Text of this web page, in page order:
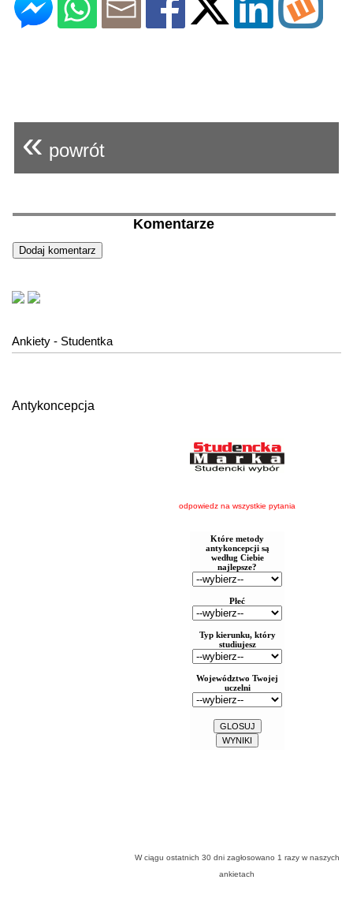
« powrót
Komentarze
Ankiety - Studentka
Antykoncepcja
odpowiedz na wszystkie pytania
W ciągu ostatnich 30 dni zagłosowano 1 razy w naszych
ankietach